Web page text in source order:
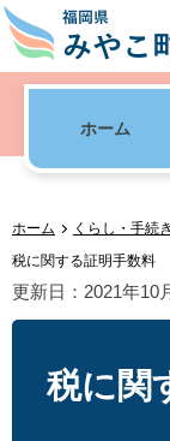
ホーム
ホーム くらし・手続き
税に関する証明手数料
更新日：2021年10
税に関